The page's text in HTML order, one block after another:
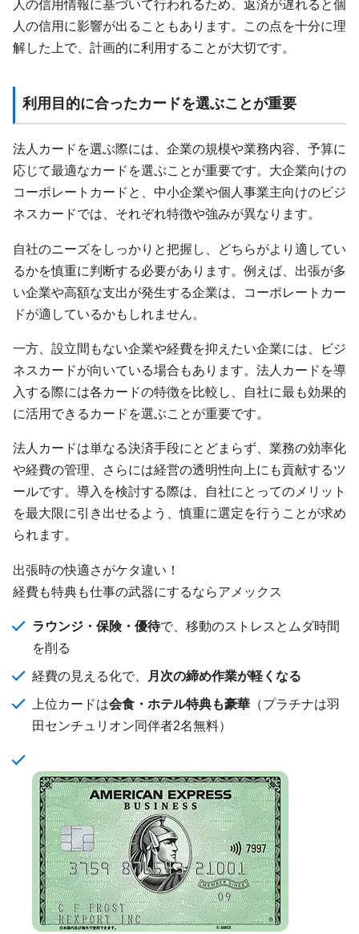
人の信用情報に基づいて行われるため、返済が遅れると個
人の信用に影響が出ることもあります。この点を十分に理
解した上で、計画的に利用することが大切です。
利用目的に合ったカードを選ぶことが重要
法人カードを選ぶ際には、企業の規模や業務内容、予算に
応じて最適なカードを選ぶことが重要です。大企業向けの
コーポレートカードと、中小企業や個人事業主向けのビジ
ネスカードでは、それぞれ特徴や強みが異なります。
自社のニーズをしっかりと把握し、どちらがより適してい
るかを慎重に判断する必要があります。例えば、出張が多
い企業や高額な支出が発生する企業は、コーポレートカー
ドが適しているかもしれません。
一方、設立間もない企業や経費を抑えたい企業には、ビジ
ネスカードが向いている場合もあります。法人カードを導
入する際には各カードの特徴を比較し、自社に最も効果的
に活用できるカードを選ぶことが重要です。
法人カードは単なる決済手段にとどまらず、業務の効率化
や経費の管理、さらには経営の透明性向上にも貢献するツ
ールです。導入を検討する際は、自社にとってのメリット
を最大限に引き出せるよう、慎重に選定を行うことが求め
られます。
出張時の快適さがケタ違い！
経費も特典も仕事の武器にするならアメックス
ラウンジ・保険・優待で、移動のストレスとムダ時間
を削る
経費の見える化で、
月次の締め作業が軽くなる
上位カードは会食・ホテル特典も豪華 （プラチナは羽
田センチュリオン同伴者2名無料）